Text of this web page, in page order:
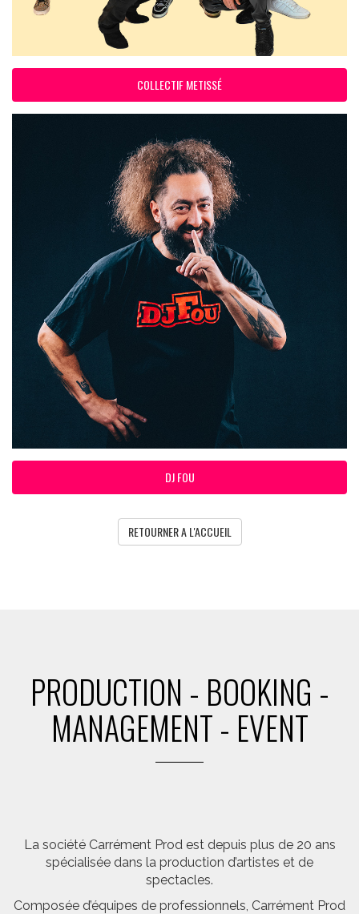
COLLECTIF METISSÉ
DJ FOU
RETOURNER A L'ACCUEIL
PRODUCTION - BOOKING -
MANAGEMENT - EVENT
La société Carrément Prod est depuis plus de 20 ans
spécialisée dans la production d’artistes et de
spectacles.
Composée d’équipes de professionnels, Carrément Prod